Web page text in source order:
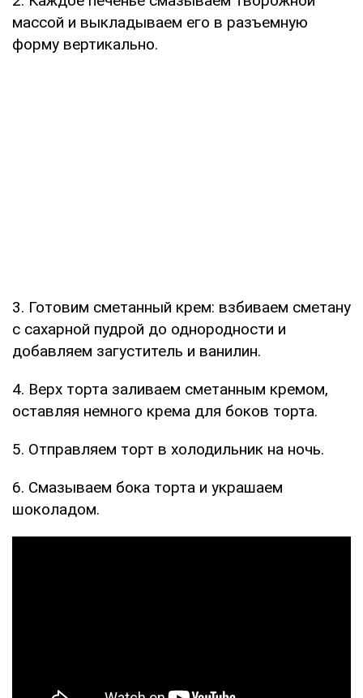
массой и выкладываем его в разъемную
форму вертикально.
3. Готовим сметанный крем: взбиваем сметану
с сахарной пудрой до однородности и
добавляем загуститель и ванилин.
4. Верх торта заливаем сметанным кремом,
оставляя немного крема для боков торта.
5. Отправляем торт в холодильник на ночь.
6. Смазываем бока торта и украшаем
шоколадом.